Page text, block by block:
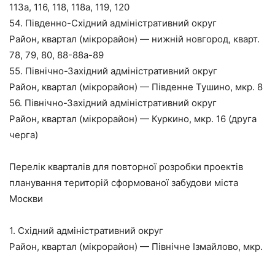
113а, 116, 118, 118а, 119, 120
54. Південно-Східний адміністративний округ
Район, квартал (мікрорайон) — нижній новгород, кварт.
78, 79, 80, 88-88а-89
55. Північно-Західний адміністративний округ
Район, квартал (мікрорайон) — Південне Тушино, мкр. 8
56. Північно-Західний адміністративний округ
Район, квартал (мікрорайон) — Куркино, мкр. 16 (друга
черга)
Перелік кварталів для повторної розробки проектів
планування територій сформованої забудови міста
Москви
1. Східний адміністративний округ
Район, квартал (мікрорайон) — Північне Ізмайлово, мкр.